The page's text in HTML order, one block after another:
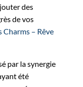
des
de vos
Charms – Rêve
par la synergie
été